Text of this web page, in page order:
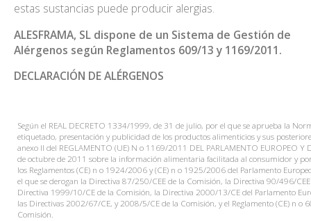
estas sustancias puede producir alergias.
ALESFRAMA, SL dispone de un Sistema de Gestión de
Alérgenos según Reglamentos 609/13 y 1169/2011.
DECLARACIÓN DE ALÉRGENOS
Según el REAL DECRETO 1334/1999, de 31 de julio, por el que se aprueba la
etiquetado, presentación y publicidad de los productos alimenticios y sus
anexo II del REGLAMENTO (UE) N o 1169/2011 DEL PARLAMENTO EUROPEO Y
de octubre de 2011 sobre la información alimentaria facilitada al consumidor y
los Reglamentos (CE) n o 1924/2006 y (CE) n o 1925/2006 del Parlamento
el que se derogan la Directiva 87/250/CEE de la Comisión, la Directiva 90/496/
Directiva 1999/10/CE de la Comisión, la Directiva 2000/13/CE del Parlamento
las Directivas 2002/67/CE, y 2008/5/CE de la Comisión, y el Reglamento (CE) n o
Comisión.